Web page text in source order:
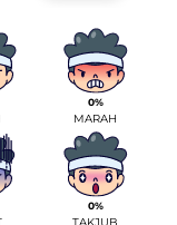
0%
MARAH
0%